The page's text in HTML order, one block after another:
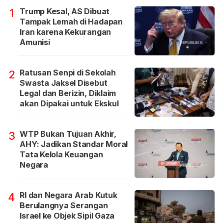
1
Trump Kesal, AS Dibuat
Tampak Lemah di Hadapan
Iran karena Kekurangan
Amunisi
2 Ratusan Senpi di Sekolah
Swasta Jaksel Disebut
Legal dan Berizin, Diklaim
akan Dipakai untuk Ekskul
3 WTP Bukan Tujuan Akhir,
AHY: Jadikan Standar Moral
Tata Kelola Keuangan
Negara
4 RI dan Negara Arab Kutuk
Berulangnya Serangan
Israel ke Objek Sipil Gaza